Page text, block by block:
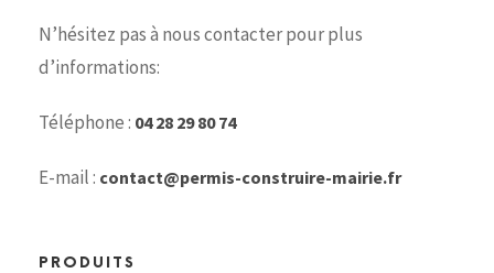
N’hésitez pas à nous contacter pour plus
d’informations:
Téléphone : 04 28 29 80 74
E-mail : contact@permis-construire-mairie.fr
PRODUITS